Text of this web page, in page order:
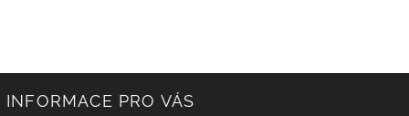
INFORMACE PRO VÁS